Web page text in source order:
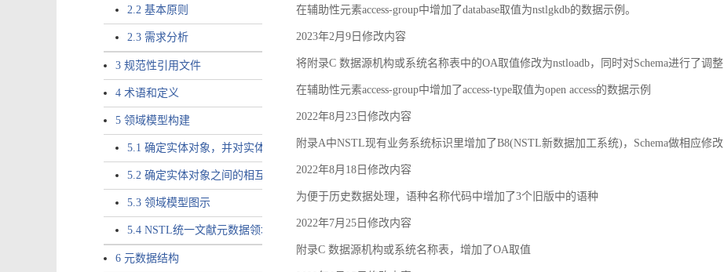
2.2 基本原则
2.3 需求分析
3 规范性引用文件
4 术语和定义
5 领域模型构建
5.1 确定实体对象，并对实体对象命名
5.2 确定实体对象之间的相互关系，定义实体对象之间的关联和约束
5.3 领域模型图示
5.4 NSTL统一文献元数据领域模型的验证
6 元数据结构
在辅助性元素access-group中增加了database取值为nstlgkdb的数据示例。
2023年2月9日修改内容
将附录C 数据源机构或系统名称表中的OA取值修改为nstloadb，同时对Schema进行了调整
在辅助性元素access-group中增加了access-type取值为open access的数据示例
2022年8月23日修改内容
附录A中NSTL现有业务系统标识里增加了B8(NSTL新数据加工系统)，Schema做相应修改
2022年8月18日修改内容
为便于历史数据处理，语种名称代码中增加了3个旧版中的语种
2022年7月25日修改内容
附录C 数据源机构或系统名称表，增加了OA取值